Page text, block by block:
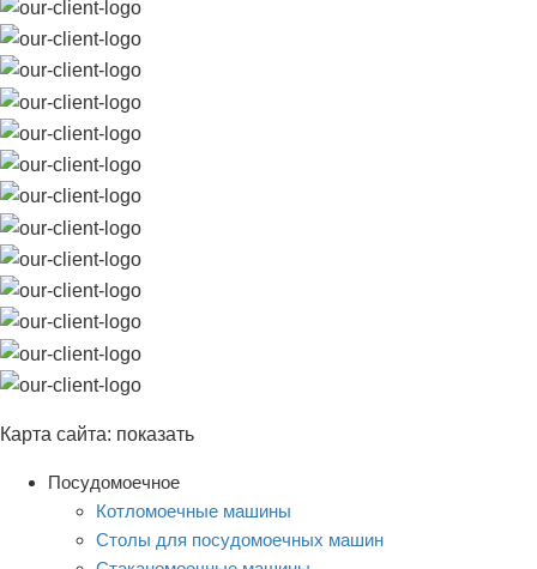
Карта сайта: показать
Посудомоечное
Котломоечные машины
Столы для посудомоечных машин